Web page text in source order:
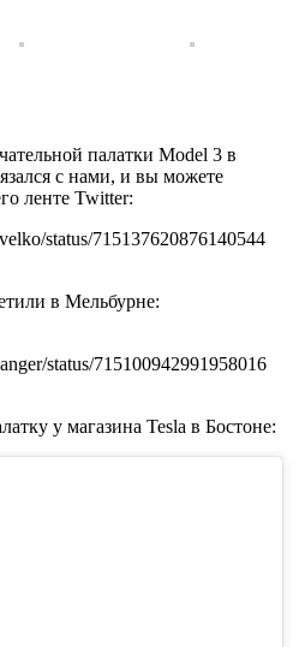
палатки Model 3 в
с нами, и вы можете
ленте Twitter:
status/715137620876140544
в Мельбурне:
status/715100942991958016
у магазина Tesla в Бостоне: